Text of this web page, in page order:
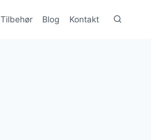
Tilbehør Blog Kontakt